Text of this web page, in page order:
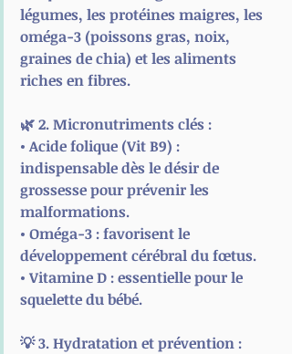
légumes, les protéines maigres, les
oméga-3 (poissons gras, noix,
graines de chia) et les aliments
riches en fibres.
🌿 2. Micronutriments clés :
• Acide folique (Vit B9) :
indispensable dès le désir de
grossesse pour prévenir les
malformations.
• Oméga-3 : favorisent le
développement cérébral du fœtus.
• Vitamine D : essentielle pour le
squelette du bébé.
💡 3. Hydratation et prévention :